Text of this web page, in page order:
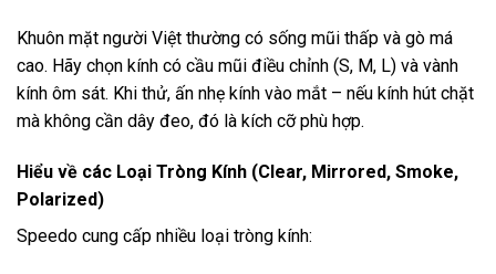
Khuôn mặt người Việt thường có sống mũi thấp và gò má
cao. Hãy chọn kính có cầu mũi điều chỉnh (S, M, L) và vành
kính ôm sát. Khi thử, ấn nhẹ kính vào mắt – nếu kính hút chặt
mà không cần dây đeo, đó là kích cỡ phù hợp.
Hiểu về các Loại Tròng Kính (Clear, Mirrored, Smoke,
Polarized)
Speedo cung cấp nhiều loại tròng kính: